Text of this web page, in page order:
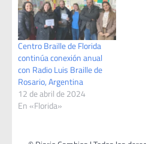
Centro Braille de Florida
continúa conexión anual
con Radio Luis Braille de
Rosario, Argentina
12 de abril de 2024
En «Florida»